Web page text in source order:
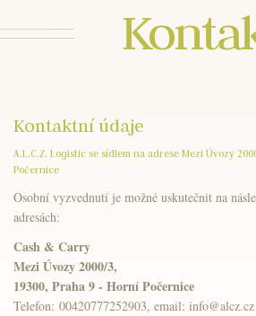
Kontaktní údaje
A.L.C.Z. Logistic se sídlem na adrese Mezi Úvozy
Počernice
Osobní vyzvednutí je možné uskutečnit na
adresách:
Cash & Carry
Mezi Úvozy 2000/3,
19300, Praha 9 - Horní Počernice
Telefon: 00420777252903, email: info@alcz.cz